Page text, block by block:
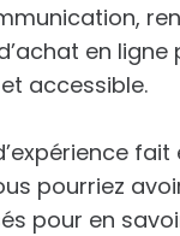
en ligne
accessible.
fait
pourriez
pour en